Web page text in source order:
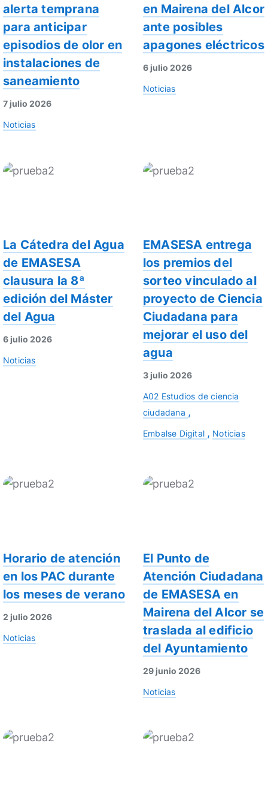
alerta temprana
para anticipar
episodios de olor en
instalaciones de
saneamiento
7 julio 2026
Noticias
en Mairena del Alcor
ante posibles
apagones eléctricos
6 julio 2026
Noticias
La Cátedra del Agua
de EMASESA
clausura la 8ª
edición del Máster
del Agua
6 julio 2026
Noticias
EMASESA entrega
los premios del
sorteo vinculado al
proyecto de Ciencia
Ciudadana para
mejorar el uso del
agua
3 julio 2026
A02 Estudios de ciencia
ciudadana
Embalse Digital Noticias
Horario de atención
en los PAC durante
los meses de verano
2 julio 2026
Noticias
El Punto de
Atención Ciudadana
de EMASESA en
Mairena del Alcor se
traslada al edificio
del Ayuntamiento
29 junio 2026
Noticias